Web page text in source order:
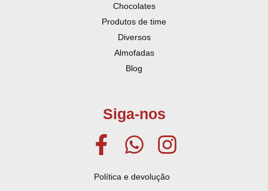
Chocolates
Produtos de time
Diversos
Almofadas
Blog
Siga-nos
Política e devolução